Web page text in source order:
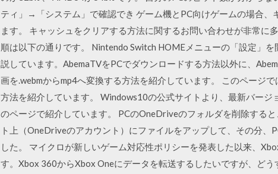
ティ」→「システム」で確認でき ゲーム機とPC向けゲームの場合
ます。 キャッシュをクリアする方法に関するお問い合わせが非常
順は以下の通りです。 Nintendo Switch HOMEメニューの「設定」
説しています。AbemaTVをPCでダウンロードする方法以外に、
画を.webmからmp4へ変換する方法を紹介しています。 このページ
方法を紹介しています。 Windows10の公式サイトより、最新バー
のページで紹介しています。 PCのOneDriveのフォルダを削除する
ト上（OneDriveのアカウント）にファイルをアップして、その分
した。 マイクロが新しいゲーム対応性ポリシーを発表した以来、
す。Xbox 360からXbox Oneにデータを転送するしたいですが、ど